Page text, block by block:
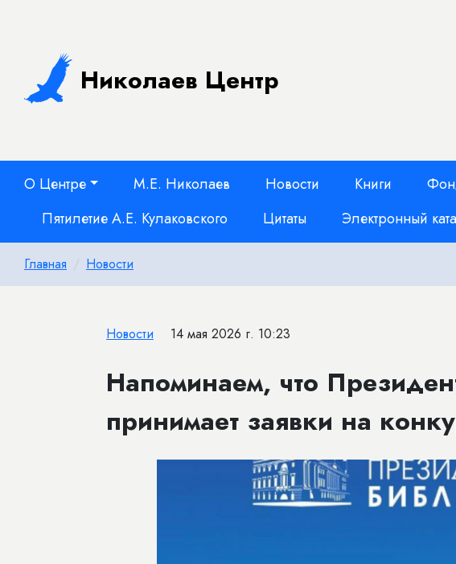
Николаев Центр
О Центре М.Е. Николаев Новости Книги
Пятилетие А.Е. Кулаковского
Цитаты Электронный
Главная Новости
Новости 14 мая 2026 г. 10:23
Напоминаем, что
принимает заявки на